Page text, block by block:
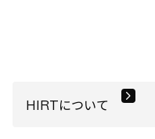
HIRTについて